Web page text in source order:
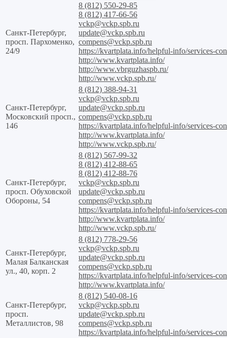
Санкт-Петербург,
просп. Пархоменко,
24/9
8 (812) 550-29-85
8 (812) 417-66-56
vckp@vckp.spb.ru
update@vckp.spb.ru
compens@vckp.spb.ru
https://kvartplata.info/helpful-info/services-
http://www.kvartplata.info/
http://www.vbrguzhaspb.ru/
http://www.vckp.spb.ru/
Санкт-Петербург,
Московский просп.,
146
8 (812) 388-94-31
vckp@vckp.spb.ru
update@vckp.spb.ru
compens@vckp.spb.ru
https://kvartplata.info/helpful-info/services-
http://www.kvartplata.info/
http://www.vckp.spb.ru/
Санкт-Петербург,
просп. Обуховской
Обороны, 54
8 (812) 567-99-32
8 (812) 412-88-65
8 (812) 412-88-76
vckp@vckp.spb.ru
update@vckp.spb.ru
compens@vckp.spb.ru
https://kvartplata.info/helpful-info/services-
http://www.kvartplata.info/
http://www.vckp.spb.ru/
Санкт-Петербург,
Малая Балканская
ул., 40, корп. 2
8 (812) 778-29-56
vckp@vckp.spb.ru
update@vckp.spb.ru
compens@vckp.spb.ru
https://kvartplata.info/helpful-info/services-
http://www.kvartplata.info/
Санкт-Петербург,
просп.
Металлистов, 98
8 (812) 540-08-16
vckp@vckp.spb.ru
update@vckp.spb.ru
compens@vckp.spb.ru
https://kvartplata.info/helpful-info/services-